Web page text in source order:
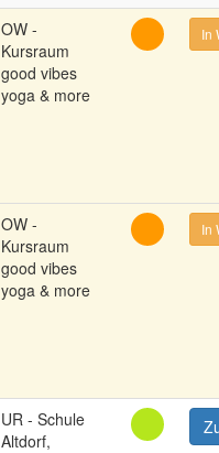
OW -
Kursraum
good vibes
yoga & more
In
OW -
Kursraum
good vibes
yoga & more
In
UR - Schule
Altdorf,